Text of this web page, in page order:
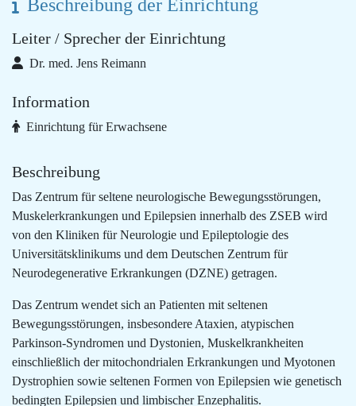
Beschreibung der Einrichtung
Leiter / Sprecher der Einrichtung
Dr. med. Jens Reimann
Information
Einrichtung für Erwachsene
Beschreibung
Das Zentrum für seltene neurologische Bewegungsstörungen,
Muskelerkrankungen und Epilepsien innerhalb des ZSEB wird
von den Kliniken für Neurologie und Epileptologie des
Universitätsklinikums und dem Deutschen Zentrum für
Neurodegenerative Erkrankungen (DZNE) getragen.
Das Zentrum wendet sich an Patienten mit seltenen
Bewegungsstörungen, insbesondere Ataxien, atypischen
Parkinson-Syndromen und Dystonien, Muskelkrankheiten
einschließlich der mitochondrialen Erkrankungen und Myotonen
Dystrophien sowie seltenen Formen von Epilepsien wie genetisch
bedingten Epilepsien und limbischer Enzephalitis.